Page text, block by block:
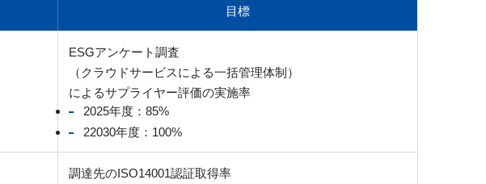
目標
ESGアンケート調査
（クラウドサービスによる一括管理体制）
によるサプライヤー評価の実施率
2025年度：85%
22030年度：100%
調達先のISO14001認証取得率